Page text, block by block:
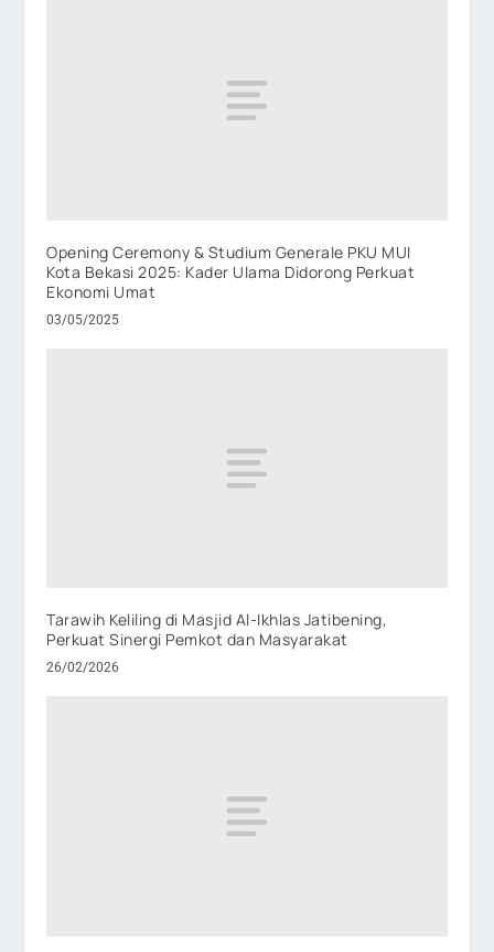
Opening Ceremony & Studium Generale PKU MUI
Kota Bekasi 2025: Kader Ulama Didorong Perkuat
Ekonomi Umat
03/05/2025
Tarawih Keliling di Masjid Al-Ikhlas Jatibening,
Perkuat Sinergi Pemkot dan Masyarakat
26/02/2026